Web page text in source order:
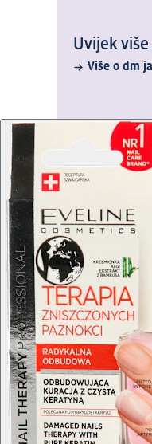
Uvijek
Više o dm